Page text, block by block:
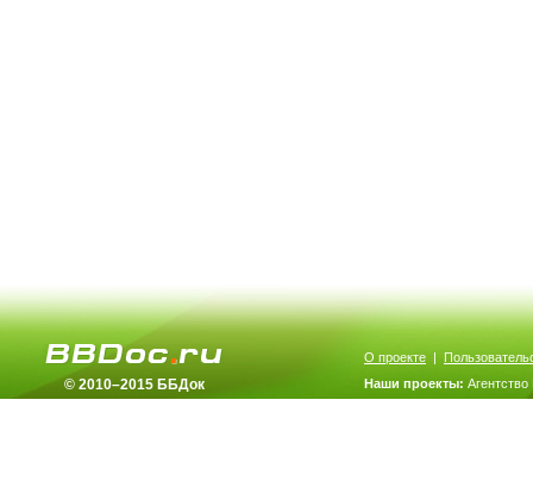
© 2010–2015 ББДок
О проекте |
Наши проекты: